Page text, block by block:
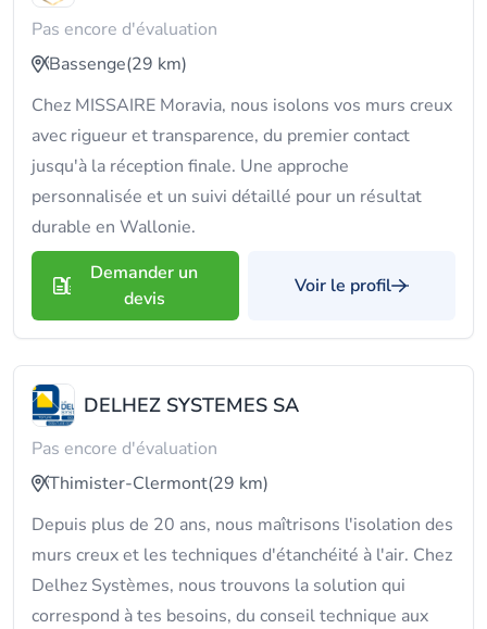
Pas encore d'évaluation
Bassenge(29 km)
Chez MISSAIRE Moravia, nous isolons vos murs creux
avec rigueur et transparence, du premier contact
jusqu'à la réception finale. Une approche
personnalisée et un suivi détaillé pour un résultat
durable en Wallonie.
Demander un
devis
Voir le profil
DELHEZ SYSTEMES SA
Pas encore d'évaluation
Thimister-Clermont(29 km)
Depuis plus de 20 ans, nous maîtrisons l'isolation des
murs creux et les techniques d'étanchéité à l'air. Chez
Delhez Systèmes, nous trouvons la solution qui
correspond à tes besoins, du conseil technique aux